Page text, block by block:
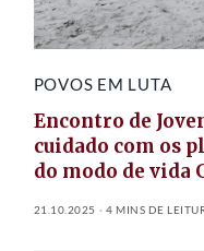
POVOS EM LUTA
Encontro de
cuidado com os
do modo de vida
21.10.2025 4 MINS DE